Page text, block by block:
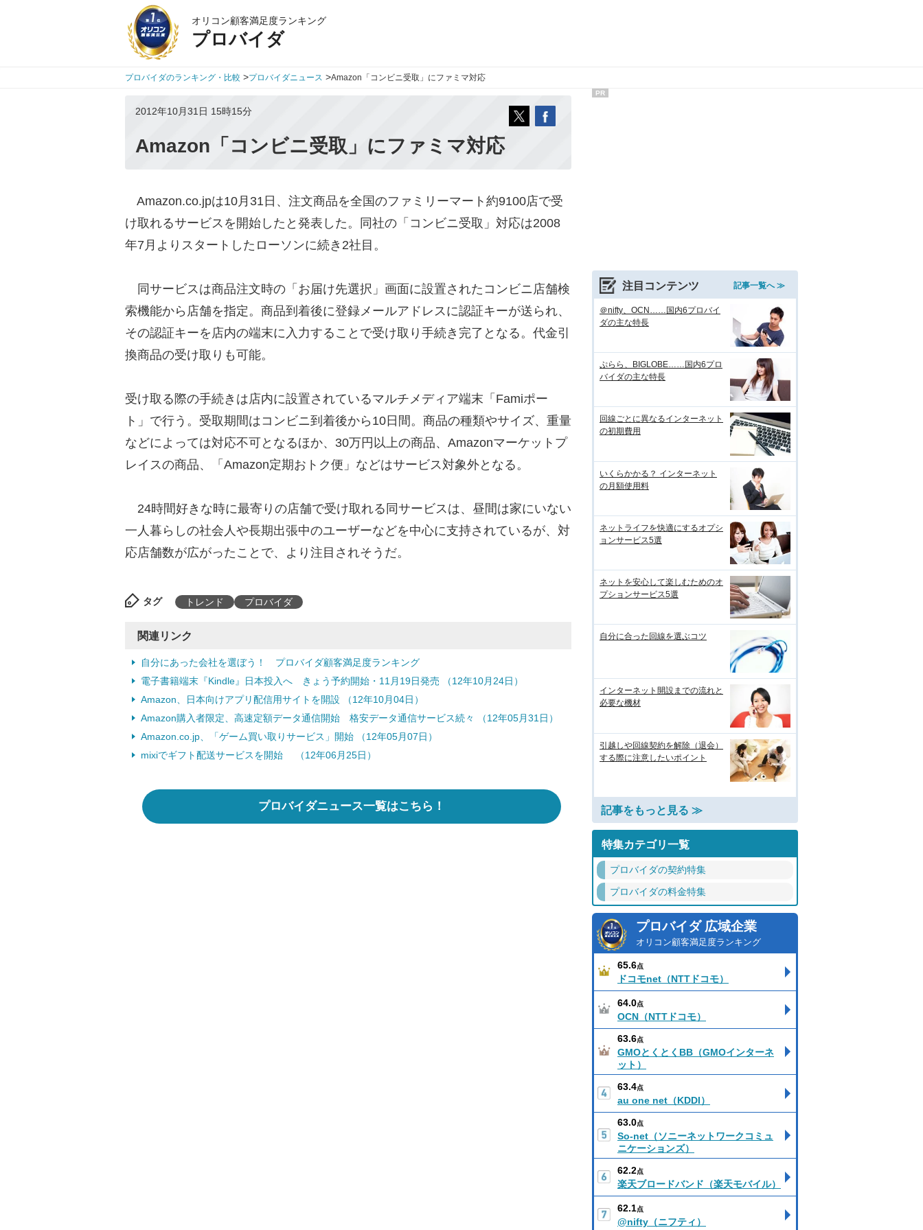
オリコン顧客満足度ランキング
プロバイダ
プロバイダのランキング・比較 >プロバイダニュース >Amazon「コンビニ受取」にファミマ対応
2012年10月31日 15時15分
Amazon「コンビニ受取」にファミマ対応
Amazon.co.jpは10月31日、注文商品を全国のファミリーマート約9100店で受
け取れるサービスを開始したと発表した。同社の「コンビニ受取」対応は2008
年7月よりスタートしたローソンに続き2社目。
同サービスは商品注文時の「お届け先選択」画面に設置されたコンビニ店舗検
索機能から店舗を指定。商品到着後に登録メールアドレスに認証キーが送られ、
その認証キーを店内の端末に入力することで受け取り手続き完了となる。代金引
換商品の受け取りも可能。
受け取る際の手続きは店内に設置されているマルチメディア端末「Famiポー
ト」で行う。受取期間はコンビニ到着後から10日間。商品の種類やサイズ、重量
などによっては対応不可となるほか、30万円以上の商品、Amazonマーケットプ
レイスの商品、「Amazon定期おトク便」などはサービス対象外となる。
24時間好きな時に最寄りの店舗で受け取れる同サービスは、昼間は家にいない
一人暮らしの社会人や長期出張中のユーザーなどを中心に支持されているが、対
応店舗数が広がったことで、より注目されそうだ。
タグ トレンド プロバイダ
関連リンク
自分にあった会社を選ぼう！ プロバイダ顧客満足度ランキング
電子書籍端末『Kindle』日本投入へ きょう予約開始・11月19日発売 （12年10月24日）
Amazon、日本向けアプリ配信用サイトを開設 （12年10月04日）
Amazon購入者限定、高速定額データ通信開始 格安データ通信サービス続々 （12年05月31日）
Amazon.co.jp、「ゲーム買い取りサービス」開始 （12年05月07日）
mixiでギフト配送サービスを開始 （12年06月25日）
プロバイダニュース一覧はこちら！
PR
注目コンテンツ 記事一覧へ ≫
＠nifty、OCN……国内6プロバイ
ダの主な特長
ぷらら、BIGLOBE……国内6プロ
バイダの主な特長
回線ごとに異なるインターネット
の初期費用
いくらかかる？ インターネット
の月額使用料
ネットライフを快適にするオプシ
ョンサービス5選
ネットを安心して楽しむためのオ
プションサービス5選
自分に合った回線を選ぶコツ
インターネット開設までの流れと
必要な機材
引越しや回線契約を解除（退会）
する際に注意したいポイント
記事をもっと見る ≫
特集カテゴリ一覧
プロバイダの契約特集
プロバイダの料金特集
プロバイダ 広域企業
オリコン顧客満足度ランキング
65.6点
ドコモnet（NTTドコモ）
64.0点
OCN（NTTドコモ）
63.6点
GMOとくとくBB（GMOインターネ
ット）
63.4点
au one net（KDDI）
63.0点
So-net（ソニーネットワークコミュ
ニケーションズ）
62.2点
楽天ブロードバンド（楽天モバイル）
62.1点
@nifty（ニフティ）